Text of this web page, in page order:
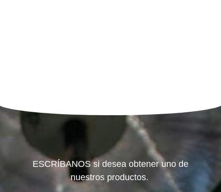
ESCRÍBANOS si desea obtener uno de
nuestros productos.